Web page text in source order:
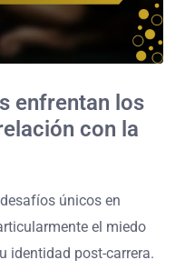
enfrentan los
con la
únicos en
el miedo
identidad post-carrera.